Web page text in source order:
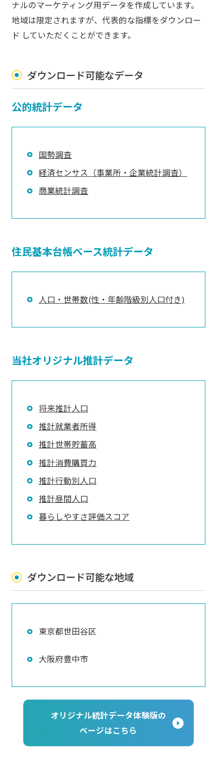
ナルのマーケティング用データを作成しています。
地域は限定されますが、代表的な指標をダウンロー
ド していただくことができます。
ダウンロード可能なデータ
公的統計データ
国勢調査
経済センサス（事業所・企業統計調査）
商業統計調査
住民基本台帳ベース統計データ
人口・世帯数(性・年齢階級別人口付き)
当社オリジナル推計データ
将来推計人口
推計就業者所得
推計世帯貯蓄高
推計消費購買力
推計行動別人口
推計昼間人口
暮らしやすさ評価スコア
ダウンロード可能な地域
東京都世田谷区
大阪府豊中市
オリジナル統計データ体験版の
ページはこちら